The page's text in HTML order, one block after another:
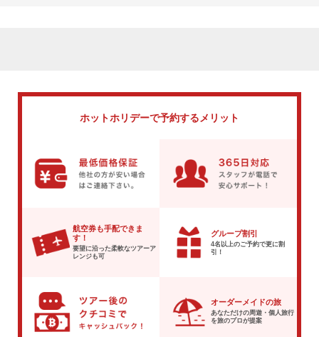
ホットホリデーで予約するメリット
航空券も手配できま
す！
要望に沿った柔軟なツアーア
レンジも可
グループ割引
4名以上のご予約で更に割
引！
オーダーメイドの旅
あなただけの周遊・個人旅行
を旅のプロが提案